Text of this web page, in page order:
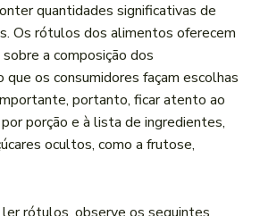
quantidades significativas de
Os rótulos​ dos alimentos oferecem
a composição dos
os consumidores façam escolhas
portanto,‍ ficar atento ao
porção e à lista de ingredientes,
ocultos,​ como a ‌frutose,